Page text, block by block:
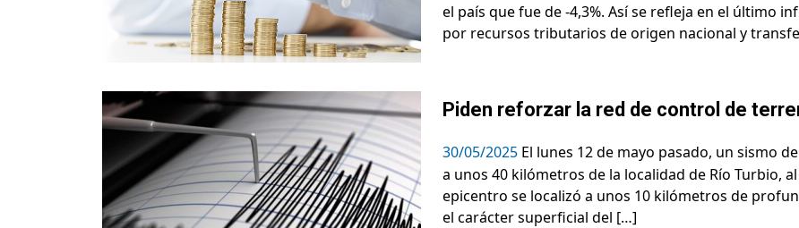
el país que fue de -4,3%. Así se refleja en el último
por recursos tributarios de origen nacional y
Piden reforzar la red de control de
30/05/2025 El lunes 12 de mayo pasado, un sismo
a unos 40 kilómetros de la localidad de Río Turbio,
epicentro se localizó a unos 10 kilómetros de
el carácter superficial del […]